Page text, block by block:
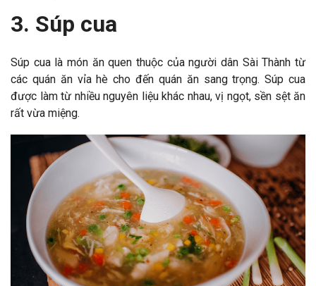
3. Súp cua
Súp cua là món ăn quen thuộc của người dân Sài Thành từ
các quán ăn vỉa hè cho đến quán ăn sang trọng. Súp cua
được làm từ nhiều nguyên liệu khác nhau, vị ngọt, sền sệt ăn
rất vừa miệng.